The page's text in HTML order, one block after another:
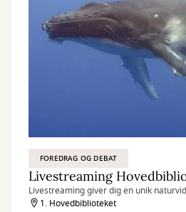
FOREDRAG OG DEBAT
Livestreaming giver dig en unik
1. Hovedbiblioteket